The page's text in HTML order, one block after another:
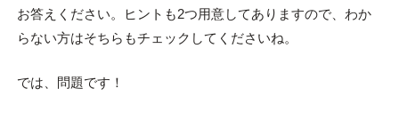
お答えください。ヒントも2つ用意してありますので、わか
らない方はそちらもチェックしてくださいね。
では、問題です！